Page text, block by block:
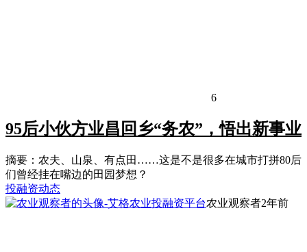
6
95后小伙方业昌回乡“务农”，悟出新事业
摘要：农夫、山泉、有点田……这是不是很多在城市打拼80后
们曾经挂在嘴边的田园梦想？
投融资动态
农业观察者2年前